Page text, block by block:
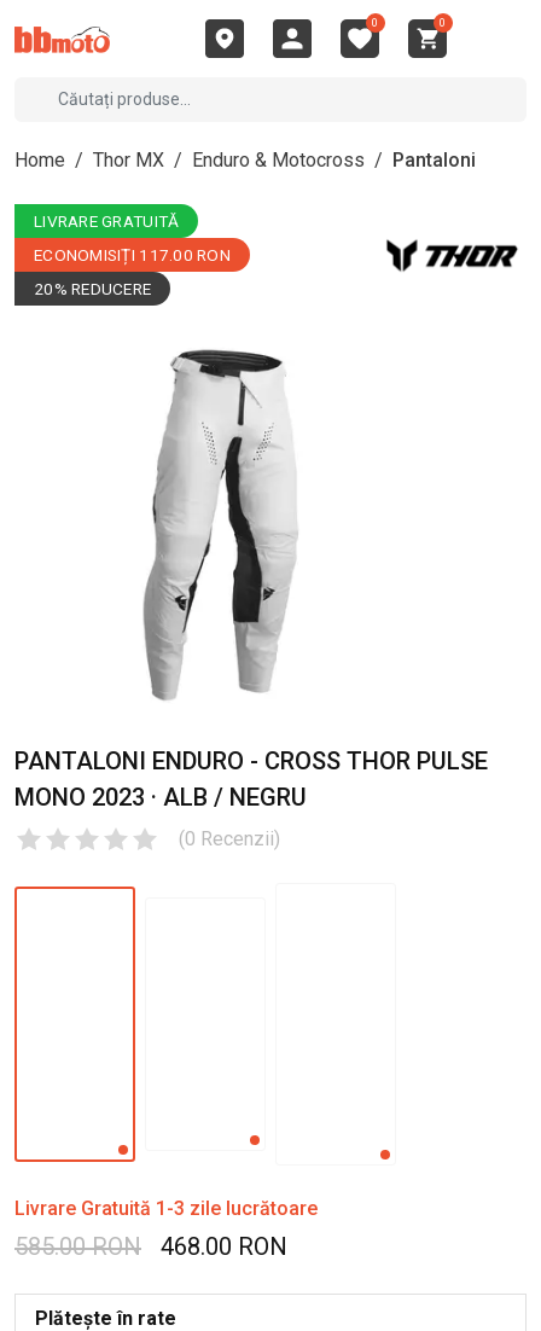
0 0
Home / Thor MX / Enduro & Motocross / Pantaloni
LIVRARE GRATUITĂ
ECONOMISIȚI 117.00 RON
20% REDUCERE
PANTALONI ENDURO - CROSS THOR PULSE
MONO 2023 · ALB / NEGRU
(0 Recenzii)
Livrare Gratuită 1-3 zile lucrătoare
585.00 RON 468.00 RON
Plătește în rate